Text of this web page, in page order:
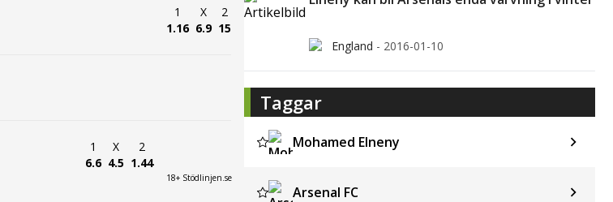
1
1.16
X
6.9
2
15
1
6.6
X
4.5
2
1.44
18+ Stödlinjen.se
England - 2016-01-10
Taggar
Mohamed Elneny
Arsenal FC